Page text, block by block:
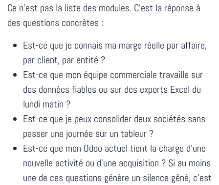
Ce n'est pas la liste des modules. C'est la réponse à
des questions concrètes :
Est-ce que je connais ma marge réelle par affaire,
par client, par entité ?
Est-ce que mon équipe commerciale travaille sur
des données fiables ou sur des exports Excel du
lundi matin ?
Est-ce que je peux consolider deux sociétés sans
passer une journée sur un tableur ?
Est-ce que mon Odoo actuel tient la charge d'une
nouvelle activité ou d'une acquisition ? Si au moins
une de ces questions génère un silence gêné, c'est